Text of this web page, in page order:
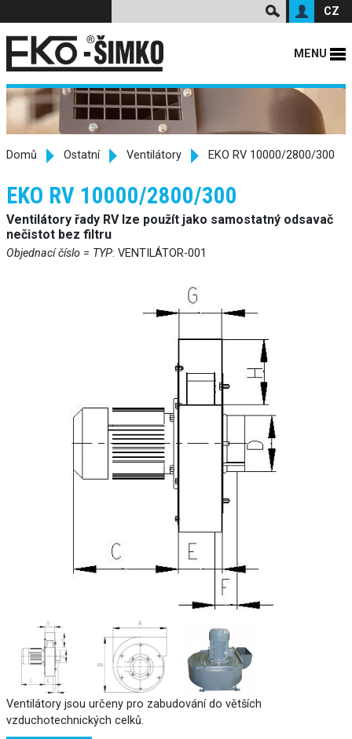
CZ
MENU
Domů Ostatní Ventilátory EKO RV 10000/2800/300
EKO RV 10000/2800/300
Ventilátory řady RV lze použít jako samostatný odsavač
nečistot bez filtru
Objednací číslo = TYP: VENTILÁTOR-001
Ventilátory jsou určeny pro zabudování do větších
vzduchotechnických celků.